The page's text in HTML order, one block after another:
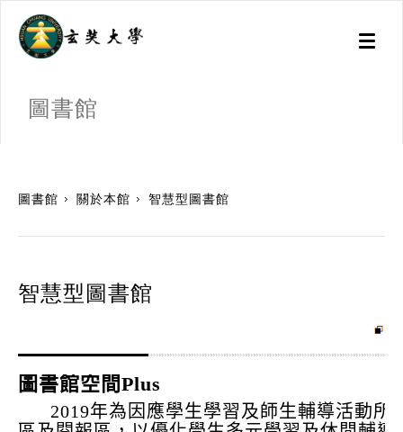
Toggle
圖書館
圖書館 關於本館 智慧型圖書館
智慧型圖書館
圖書館空間Plus
2019年為因應學生學習及師生輔導活動所